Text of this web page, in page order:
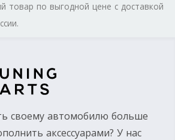
товар по выгодной цене с доставкой
своему автомобилю больше
аксессуарами? У нас